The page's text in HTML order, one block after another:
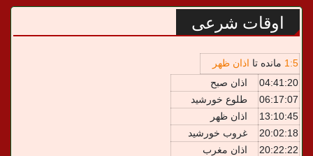
اوقات شرعی
1 :5 مانده تا اذان ظهر
04:41:20
اذان صبح
06:17:07
طلوع خورشید
13:10:45
اذان ظهر
20:02:18
غروب خورشید
20:22:22
اذان مغرب